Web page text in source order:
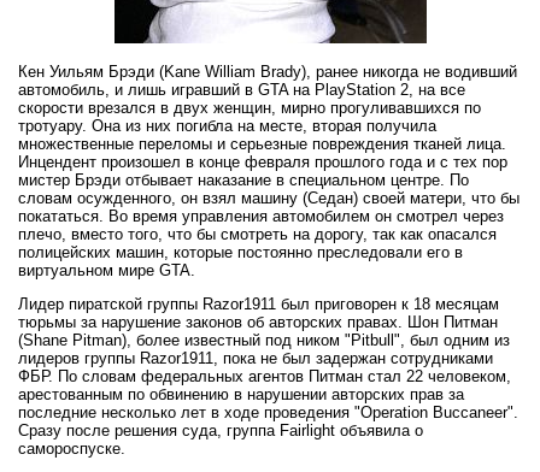
Кен Уильям Брэди (Kane William Brady), ранее никогда не водивший
автомобиль, и лишь игравший в GTA на PlayStation 2, на все
скорости врезался в двух женщин, мирно прогуливавшихся по
тротуару. Она из них погибла на месте, вторая получила
множественные переломы и серьезные повреждения тканей лица.
Инцендент произошел в конце февраля прошлого года и с тех пор
мистер Брэди отбывает наказание в специальном центре. По
словам осужденного, он взял машину (Седан) своей матери, что бы
покататься. Во время управления автомобилем он смотрел через
плечо, вместо того, что бы смотреть на дорогу, так как опасался
полицейских машин, которые постоянно преследовали его в
виртуальном мире GTA.
Лидер пиратской группы Razor1911 был приговорен к 18 месяцам
тюрьмы за нарушение законов об авторских правах. Шон Питман
(Shane Pitman), более известный под ником "Pitbull", был одним из
лидеров группы Razor1911, пока не был задержан сотрудниками
ФБР. По словам федеральных агентов Питман стал 22 человеком,
арестованным по обвинению в нарушении авторских прав за
последние несколько лет в ходе проведения "Operation Buccaneer".
Сразу после решения суда, группа Fairlight объявила о
самороспуске.